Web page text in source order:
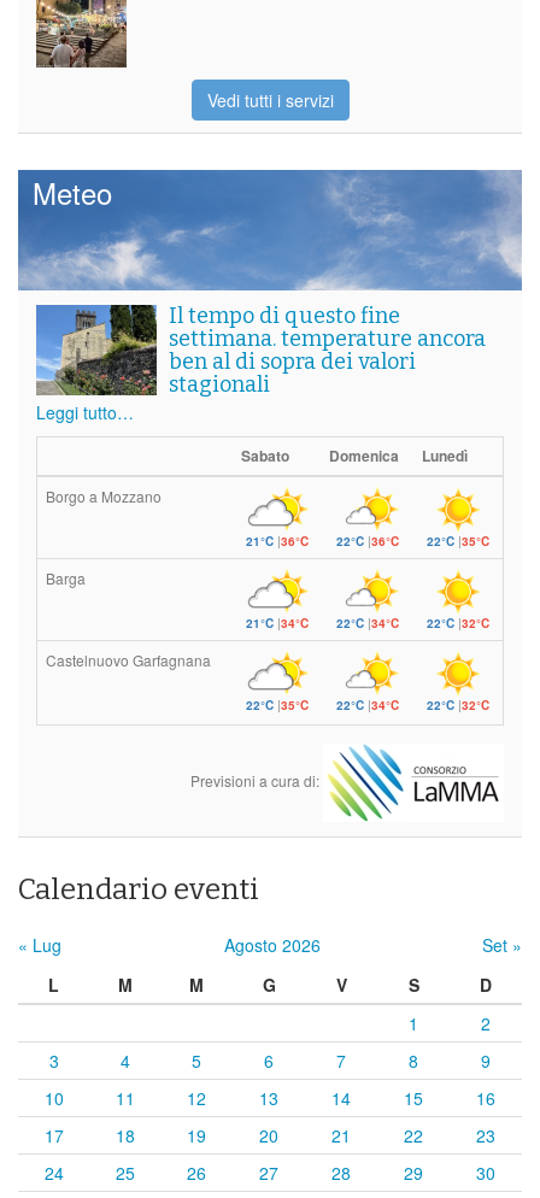
Vedi tutti i servizi
Meteo
Il tempo di questo fine
settimana. temperature ancora
ben al di sopra dei valori
stagionali
Leggi tutto…
Sabato Domenica Lunedì
Borgo a Mozzano
21°C|36°C 22°C|36°C 22°C |35°C
Barga
21°C|34°C 22°C|34°C 22°C |32°C
Castelnuovo Garfagnana
22°C|35°C 22°C|34°C 22°C |32°C
Previsioni a cura di:
Calendario eventi
« Lug Agosto 2026
Set »
L
M M G V S
D
1
2
3
4 5 6 7 8
9
10
11 12 13 14 15
16
17
18 19 20 21 22
23
24
25 26 27 28 29 30